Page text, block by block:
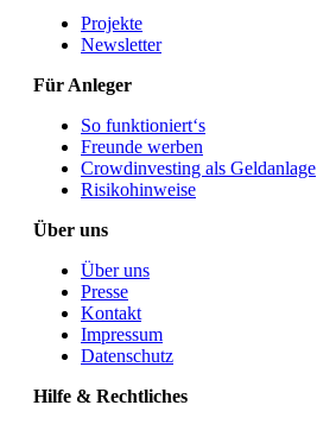
Projekte
Newsletter
Für Anleger
So funktioniert‘s
Freunde werben
Crowdinvesting als Geldanlage
Risikohinweise
Über uns
Über uns
Presse
Kontakt
Impressum
Datenschutz
Hilfe & Rechtliches